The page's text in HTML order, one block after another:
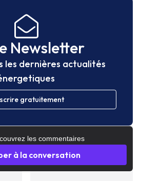
Newsletter
les dernières actualités
gratuitement
les commentaires
à la conversation